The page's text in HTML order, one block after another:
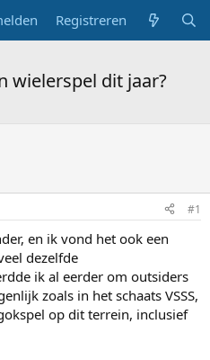
Registreren
wielerspel dit jaar?
#1
en ik vond het ook een
dezelfde
ik al eerder om outsiders
zoals in het schaats VSSS,
op dit terrein, inclusief